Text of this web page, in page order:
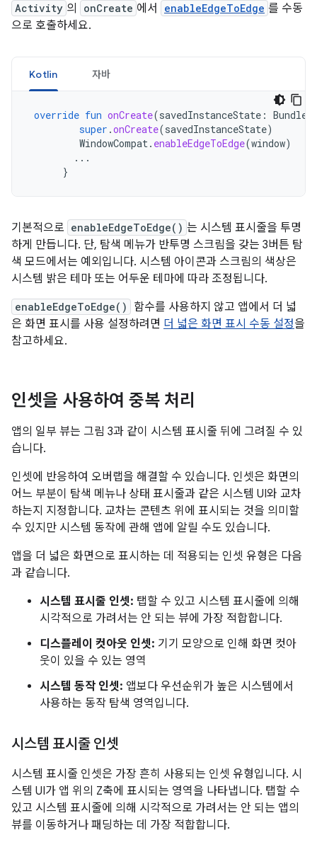
Activity 의 onCreate 에서 enableEdgeToEdge 를 수동
으로 호출하세요.
Kotlin 자바
override fun onCreate(savedInstanceState :
super .onCreate(savedInstanceState)
WindowCompat . enableEdgeToEdge(window)
...
}
기본적으로 enableEdgeToEdge() 는 시스템 표시줄을 투명
하게 만듭니다. 단, 탐색 메뉴가 반투명 스크림을 갖는 3버튼 탐
색 모드에서는 예외입니다. 시스템 아이콘과 스크림의 색상은
시스템 밝은 테마 또는 어두운 테마에 따라 조정됩니다.
enableEdgeToEdge()
함수를 사용하지 않고 앱에서 더 넓
은 화면 표시를 사용 설정하려면 더 넓은 화면 표시 수동 설정을
참고하세요.
인셋을 사용하여 중복 처리
앱의 일부 뷰는 그림 3과 같이 시스템 표시줄 뒤에 그려질 수 있
습니다.
인셋에 반응하여 오버랩을 해결할 수 있습니다. 인셋은 화면의
어느 부분이 탐색 메뉴나 상태 표시줄과 같은 시스템 UI와 교차
하는지 지정합니다. 교차는 콘텐츠 위에 표시되는 것을 의미할
수 있지만 시스템 동작에 관해 앱에 알릴 수도 있습니다.
앱을 더 넓은 화면으로 표시하는 데 적용되는 인셋 유형은 다음
과 같습니다.
시스템 표시줄 인셋: 탭할 수 있고 시스템 표시줄에 의해
시각적으로 가려서는 안 되는 뷰에 가장 적합합니다.
디스플레이 컷아웃 인셋: 기기 모양으로 인해 화면 컷아
웃이 있을 수 있는 영역
시스템 동작 인셋: 앱보다 우선순위가 높은 시스템에서
사용하는 동작 탐색 영역입니다.
시스템 표시줄 인셋
시스템 표시줄 인셋은 가장 흔히 사용되는 인셋 유형입니다. 시
스템 UI가 앱 위의 Z축에 표시되는 영역을 나타냅니다. 탭할 수
있고 시스템 표시줄에 의해 시각적으로 가려서는 안 되는 앱의
뷰를 이동하거나 패딩하는 데 가장 적합합니다.